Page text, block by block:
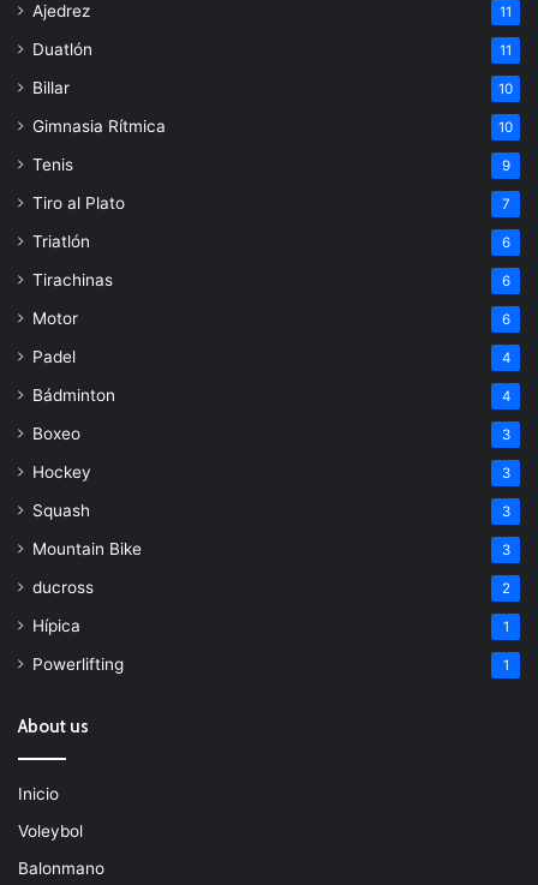
Ajedrez 11
Duatlón 11
Billar 10
Gimnasia Rítmica 10
Tenis 9
Tiro al Plato 7
Triatlón 6
Tirachinas 6
Motor 6
Padel 4
Bádminton 4
Boxeo 3
Hockey 3
Squash 3
Mountain Bike 3
ducross 2
Hípica 1
Powerlifting 1
About us
Inicio
Voleybol
Balonmano